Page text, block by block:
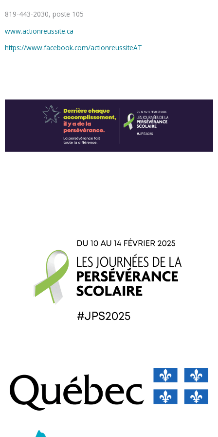
819-443-2030, poste 105
www.actionreussite.ca
https://www.facebook.com/actionreussiteAT